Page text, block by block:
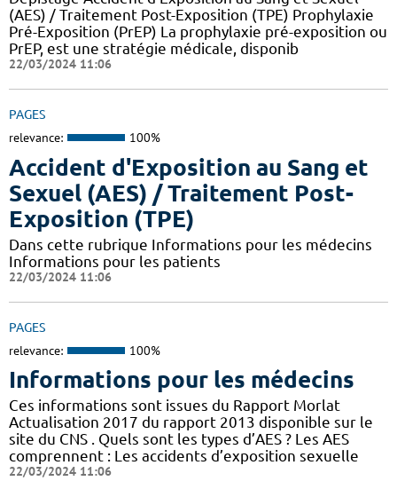
(AES) / Traitement Post-Exposition (TPE) Prophylaxie
Pré-Exposition (PrEP) La prophylaxie pré-exposition ou
PrEP, est une stratégie médicale, disponib
22/03/2024 11:06
PAGES
relevance: 100%
Accident d'Exposition au Sang et
Sexuel (AES) / Traitement Post-
Exposition (TPE)
Dans cette rubrique Informations pour les médecins
Informations pour les patients
22/03/2024 11:06
PAGES
relevance: 100%
Informations pour les médecins
Ces informations sont issues du Rapport Morlat
Actualisation 2017 du rapport 2013 disponible sur le
site du CNS . Quels sont les types d’AES ? Les AES
comprennent : Les accidents d’exposition sexuelle
22/03/2024 11:06